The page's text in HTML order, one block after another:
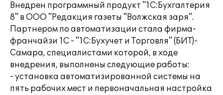
Внедрен программный продукт "1С:Бухгалтерия
8" в ООО "Редакция газеты "Волжская заря".
Партнером по автоматизации стала фирма-
франчайзи 1С - "1С:Бухучет и Торговля" (БИТ)-
Самара, специалистами которой, в ходе
внедрения, выполнены следующие работы:
- установка автоматизированной системы на
пять рабочих мест и первоначальная настройка